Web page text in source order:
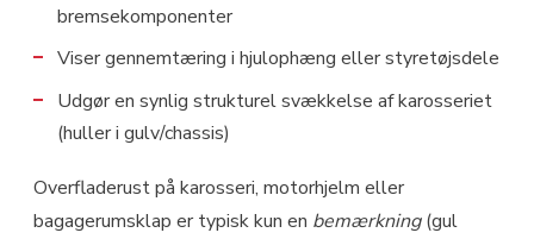
bremsekomponenter
Viser gennemtæring i hjulophæng eller styretøjsdele
Udgør en synlig strukturel svækkelse af karosseriet
(huller i gulv/chassis)
Overfladerust på karosseri, motorhjelm eller
bagagerumsklap er typisk kun en bemærkning(gul